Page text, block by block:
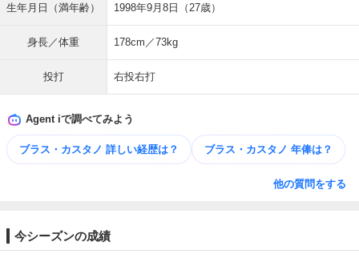
生年月日（満年齢） 1998年9月8日（27歳）
身長／体重 178cm／73kg
投打 右投右打
Agent iで調べてみよう
ブラス・カスタノ 詳しい​経歴は？ ブラス・カスタノ 年俸は？
他の質問をする
今シーズンの成績